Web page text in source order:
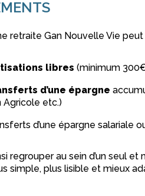
retraite Gan Nouvelle Vie
libres (minimum
d’une épargne
Agricole etc.)
d’une épargne salariale
regrouper au sein d’un seul
simple, plus lisible et mieux